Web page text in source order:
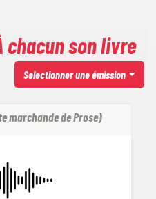
chacun son livre
Selectionner une émission
marchande de Prose)